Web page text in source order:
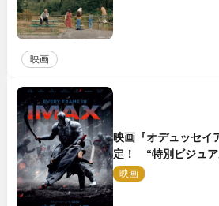
映画
映画『オデュッセイ
定！ “特別ビジュア
映画